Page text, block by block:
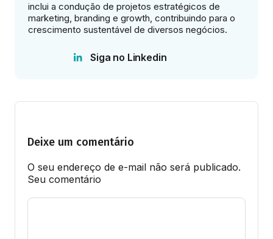
inclui a condução de projetos estratégicos de
marketing, branding e growth, contribuindo para o
crescimento sustentável de diversos negócios.
Siga no Linkedin
Deixe um comentário
O seu endereço de e-mail não será publicado.
Seu comentário